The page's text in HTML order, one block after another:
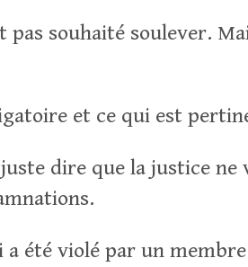
pas souhaité soulever.
et ce qui est
dire que la justice ne
été violé par un